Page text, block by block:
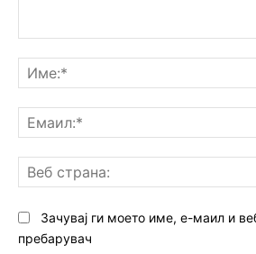
Зачувај ги моето име, е-маил и
пребарувач